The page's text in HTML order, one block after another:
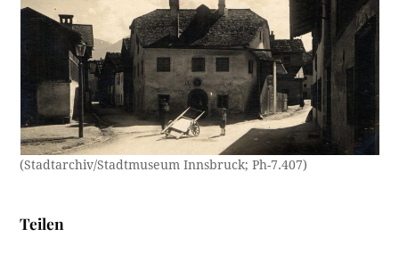
(Stadtarchiv/Stadtmuseum Innsbruck; Ph-7.407)
Teilen